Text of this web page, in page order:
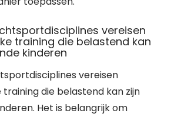
vereisen
training die belastend kan
kinderen
vereisen
die belastend kan zijn
Het is belangrijk om